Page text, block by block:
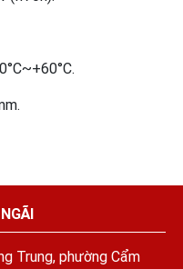
Trung, phường Cẩm